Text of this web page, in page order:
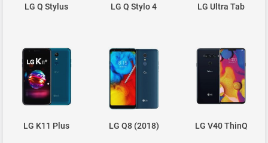
LG Q Stylus LG Q Stylo 4 LG Ultra Tab
LG K11 Plus LG Q8 (2018) LG V40 ThinQ